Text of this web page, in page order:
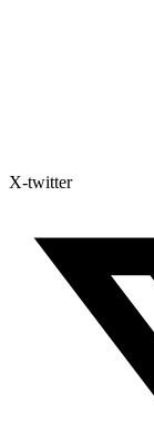
X-twitter